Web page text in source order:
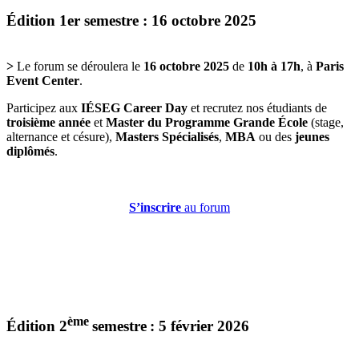
Édition 1er semestre : 16 octobre 2025
> Le forum se déroulera le 16 octobre 2025 de 10h à 17h, à Paris
Event Center.
Participez aux IÉSEG Career Day et recrutez nos étudiants de
troisième année et Master du Programme Grande École (stage,
alternance et césure), Masters Spécialisés, MBA ou des jeunes
diplômés.
S’inscrire au forum
Édition 2ème semestre : 5 février 2026